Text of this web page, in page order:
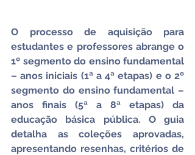
O processo de aquisição para
estudantes e professores abrange o
1º segmento do ensino fundamental
– anos iniciais (1ª a 4ª etapas) e o 2º
segmento do ensino fundamental –
anos finais (5ª a 8ª etapas) da
educação básica pública. O guia
detalha as coleções aprovadas,
apresentando resenhas, critérios de